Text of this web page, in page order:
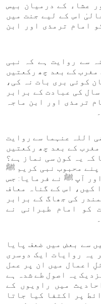
عشاء کے درمیان بیس
اس کے لیے جنت میں
امام ترمذی اور ابن
سے روایت ہے کہ نبی
کے بعد چھ رکعتیں
کوئی بری بات نہ کی،
کی عبادت کے برابر
ترمذی اور ابن ماجہ
اللہ عنہما سے روایت
کے بعد چھ رکعتیں
کہ یہ کون سی نماز ہے؟
محبوب نبی کریم ﷺ
آپ ﷺ نے فرمایا: جس
کیں، اس کے گناہ معاف
کی جھاگ کے برابر
کو امام طبرانی نے
سے بعض میں ضعف پایا
یہ روایات ایک دوسری
اعمال میں ان پر عمل
یہ اصول طے شدہ ہے
میں راویوں کے
پر اکتفا کیا جاتا